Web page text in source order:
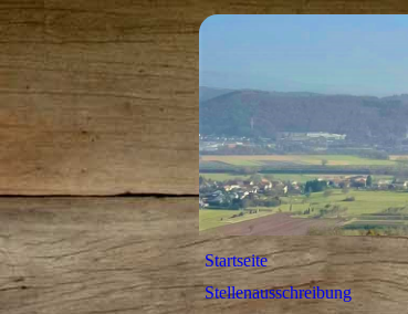
Startseite
Stellenausschreibung